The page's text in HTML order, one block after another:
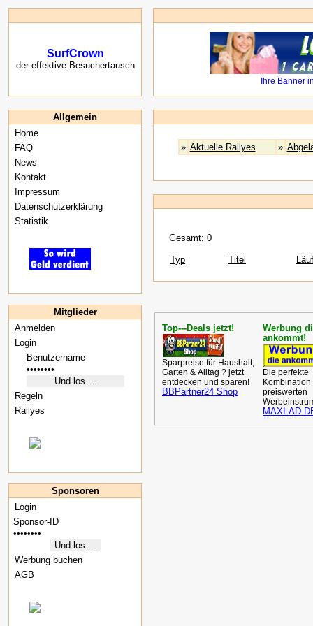
SurfCrown
der effektive Besuchertausch
Allgemein
Home
FAQ
News
Kontakt
Impressum
Datenschutzerklärung
Statistik
Mitglieder
Anmelden
Login
Regeln
Rallyes
Sponsoren
Login
Werbung buchen
AGB
» Aktuelle Rallyes »
Gesamt: 0
Typ Titel
Top‑--Deals jetzt!
Sparpreise für Haushalt,
Garten & Alltag ? jetzt
entdecken und sparen!
BBPartner24 Shop
Werbung
ankommt!
Die perfekte
Kombination
preiswerten
MAXI-